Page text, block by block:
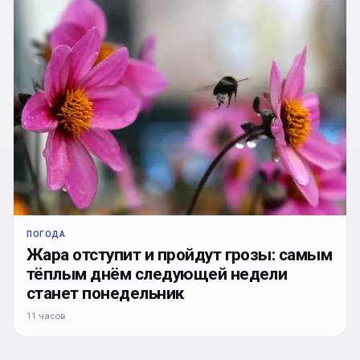
ПОГОДА
Жара отступит и пройдут грозы: самым
тёплым днём следующей недели
станет понедельник
11 часов